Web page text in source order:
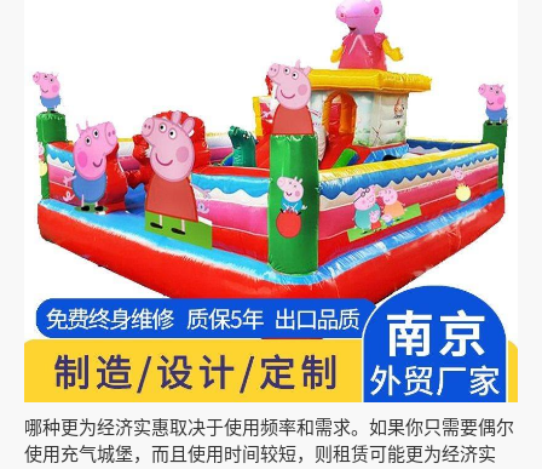
哪种更为经济实惠取决于使用频率和需求。如果你只需要偶尔
使用充气城堡，而且使用时间较短，则租赁可能更为经济实